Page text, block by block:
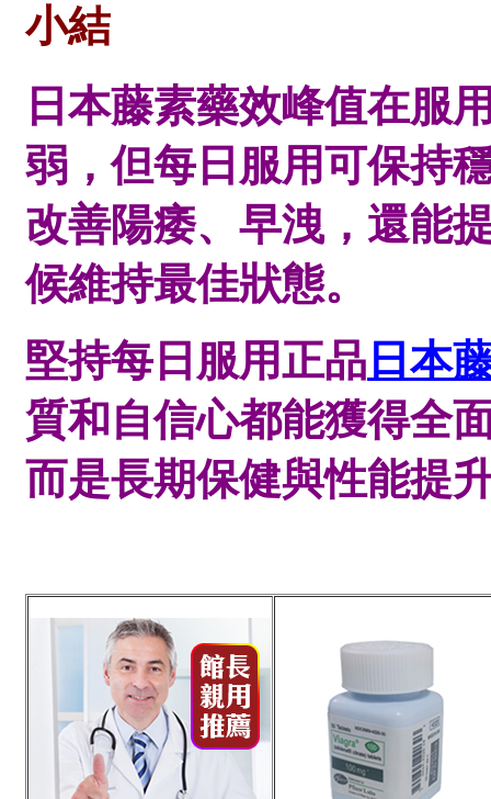
小結
日本藤素藥效峰值在服
弱，但每日服用可保持
改善陽痿、早洩，還能
候維持最佳狀態。
堅持每日服用正品 日本
質和自信心都能獲得全
而是長期保健與性能提